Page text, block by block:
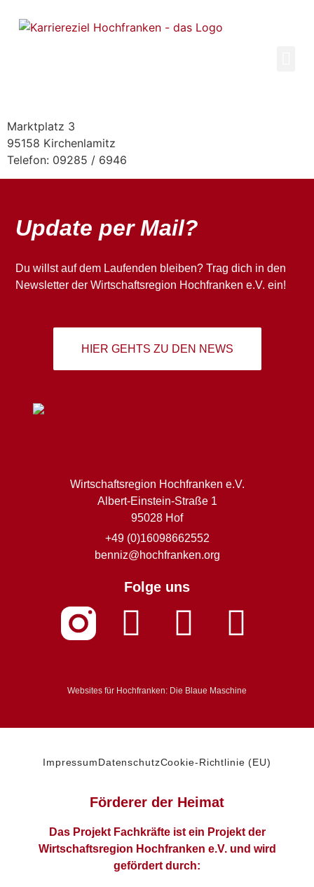
springen
Marktplatz 3
95158 Kirchenlamitz
Telefon: 09285 / 6946
Update per Mail?
Du willst auf dem Laufenden bleiben? Trag dich in den
Newsletter der Wirtschaftsregion Hochfranken e.V. ein!
HIER GEHTS ZU DEN NEWS
Wirtschaftsregion Hochfranken e.V.
Albert-Einstein-Straße 1
95028 Hof
+49 (0)16098662552
benniz@hochfranken.org
Folge uns
Websites für Hochfranken: Die Blaue Maschine
ImpressumDatenschutzCookie-Richtlinie (EU)
Förderer der Heimat
Das Projekt Fachkräfte ist ein Projekt der
Wirtschaftsregion Hochfranken e.V. und wird
gefördert durch: